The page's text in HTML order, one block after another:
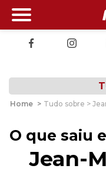
Home > Tudo sobre >
O que saiu
Jean-